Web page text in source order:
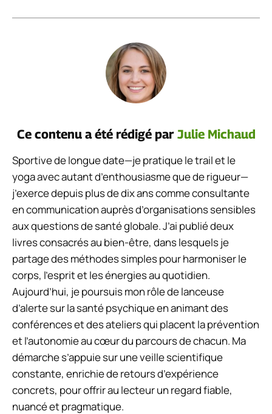
Ce contenu a été rédigé par Julie Michaud
Sportive de longue date—je pratique le trail et le
yoga avec autant d’enthousiasme que de rigueur—
j’exerce depuis plus de dix ans comme consultante
en communication auprès d’organisations sensibles
aux questions de santé globale. J’ai publié deux
livres consacrés au bien-être, dans lesquels je
partage des méthodes simples pour harmoniser le
corps, l’esprit et les énergies au quotidien.
Aujourd’hui, je poursuis mon rôle de lanceuse
d’alerte sur la santé psychique en animant des
conférences et des ateliers qui placent la prévention
et l’autonomie au cœur du parcours de chacun. Ma
démarche s’appuie sur une veille scientifique
constante, enrichie de retours d’expérience
concrets, pour offrir au lecteur un regard fiable,
nuancé et pragmatique.